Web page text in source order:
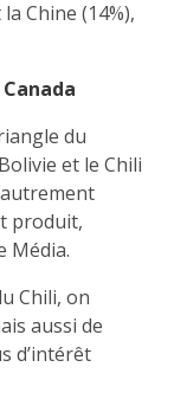
Chine (14%),
du
et le Chili
produit,
Média.
Chili, on
aussi de
d’intérêt